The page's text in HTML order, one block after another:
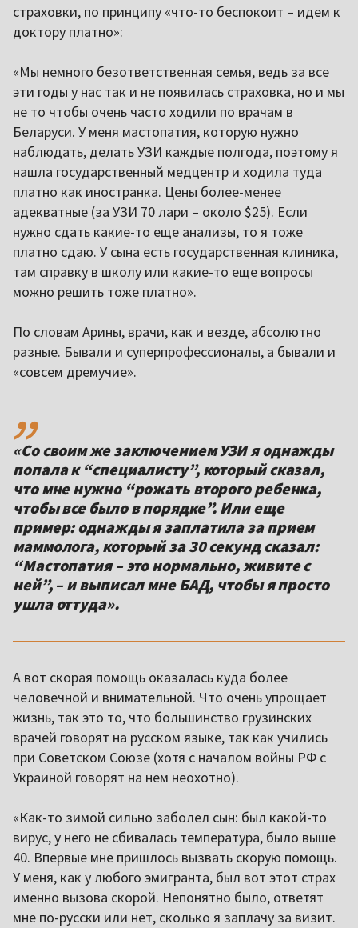
страховки, по принципу «что-то беспокоит – идем к
доктору платно»:
«Мы немного безответственная семья, ведь за все
эти годы у нас так и не появилась страховка, но и мы
не то чтобы очень часто ходили по врачам в
Беларуси. У меня мастопатия, которую нужно
наблюдать, делать УЗИ каждые полгода, поэтому я
нашла государственный медцентр и ходила туда
платно как иностранка. Цены более-менее
адекватные (за УЗИ 70 лари – около $25). Если
нужно сдать какие-то еще анализы, то я тоже
платно сдаю. У сына есть государственная клиника,
там справку в школу или какие-то еще вопросы
можно решить тоже платно».
По словам Арины, врачи, как и везде, абсолютно
разные. Бывали и суперпрофессионалы, а бывали и
«совсем дремучие».
,,
«Со своим же заключением УЗИ я однажды
попала к “специалисту”, который сказал,
что мне нужно “рожать второго ребенка,
чтобы все было в порядке”. Или еще
пример: однажды я заплатила за прием
маммолога, который за 30 секунд сказал:
“Мастопатия – это нормально, живите с
ней”, – и выписал мне БАД, чтобы я просто
ушла оттуда».
А вот скорая помощь оказалась куда более
человечной и внимательной. Что очень упрощает
жизнь, так это то, что большинство грузинских
врачей говорят на русском языке, так как учились
при Советском Союзе (хотя с началом войны РФ с
Украиной говорят на нем неохотно).
«Как-то зимой сильно заболел сын: был какой-то
вирус, у него не сбивалась температура, было выше
40. Впервые мне пришлось вызвать скорую помощь.
У меня, как у любого эмигранта, был вот этот страх
именно вызова скорой. Непонятно было, ответят
мне по-русски или нет, сколько я заплачу за визит.